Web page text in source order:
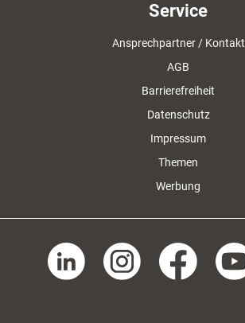
Service
Ansprechpartner / Kontakt
AGB
Barrierefreiheit
Datenschutz
Impressum
Themen
Werbung